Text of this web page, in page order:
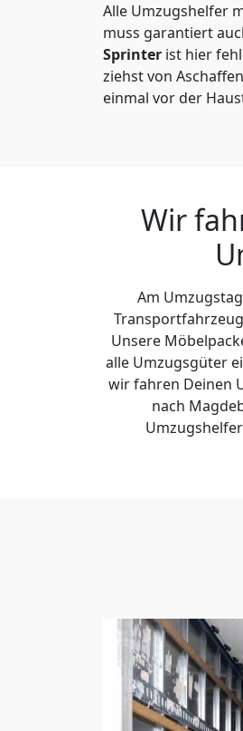
Alle Umzugshelfer
muss garantiert
Sprinter ist hier
ziehst von
einmal vor der
Wir
Am
Unsere
alle Umzugsgüter
wir fahren Deinen
nach